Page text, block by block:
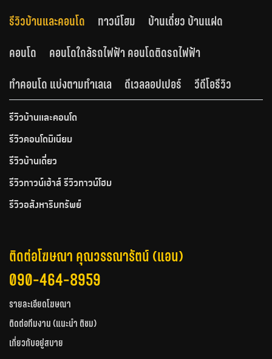
รีวิวบ้านและคอนโด ทาวน์โฮม
บ้านเดี่ยว บ้านแฝด
คอนโด
คอนโดใกล้รถไฟฟ้า คอนโดติดรถไฟฟ้า
ทำคอนโด แบ่งตามทำเลเล
ดีเวลลอปเปอร์ วีดีโอรีวิว
รีวิวบ้านและคอนโด
รีวิวคอนโดมิเนียม
รีวิวบ้านเดี่ยว
รีวิวทาวน์เฮ้าส์ รีวิวทาวน์โฮม
รีวิวอสังหาริมทรัพย์
ติดต่อโฆษณา คุณวรรณารัตน์ (แอน)
090-464-8959
รายละเอียดโฆษณา
ติดต่อทีมงาน (แนะนำ ติชม)
เกี่ยวกับอยู่สบาย